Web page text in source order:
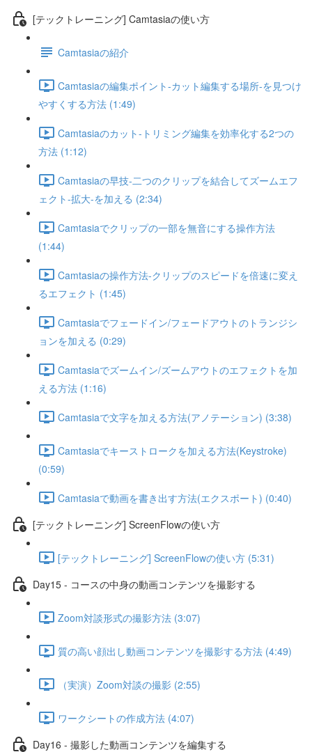
[テックトレーニング] Camtasiaの使い方
Camtasiaの紹介
Camtasiaの編集ポイント-カット編集する場所-を見つけ
やすくする方法 (1:49)
Camtasiaのカット-トリミング編集を効率化する2つの
方法 (1:12)
Camtasiaの早技-二つのクリップを結合してズームエフ
ェクト-拡大-を加える (2:34)
Camtasiaでクリップの一部を無音にする操作方法
(1:44)
Camtasiaの操作方法-クリップのスピードを倍速に変え
るエフェクト (1:45)
Camtasiaでフェードイン/フェードアウトのトランジシ
ョンを加える (0:29)
Camtasiaでズームイン/ズームアウトのエフェクトを加
える方法 (1:16)
Camtasiaで文字を加える方法(アノテーション) (3:38)
Camtasiaでキーストロークを加える方法(Keystroke)
(0:59)
Camtasiaで動画を書き出す方法(エクスポート) (0:40)
[テックトレーニング] ScreenFlowの使い方
[テックトレーニング] ScreenFlowの使い方 (5:31)
Day15 - コースの中身の動画コンテンツを撮影する
Zoom対談形式の撮影方法 (3:07)
質の高い顔出し動画コンテンツを撮影する方法 (4:49)
（実演）Zoom対談の撮影 (2:55)
ワークシートの作成方法 (4:07)
Day16 - 撮影した動画コンテンツを編集する